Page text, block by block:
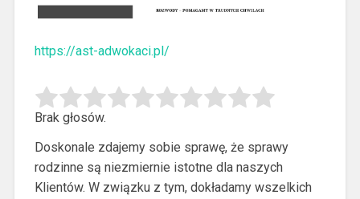
https://ast-adwokaci.pl/
Brak głosów.
Doskonale zdajemy sobie sprawę, że sprawy
rodzinne są niezmiernie istotne dla naszych
Klientów. W związku z tym, dokładamy wszelkich